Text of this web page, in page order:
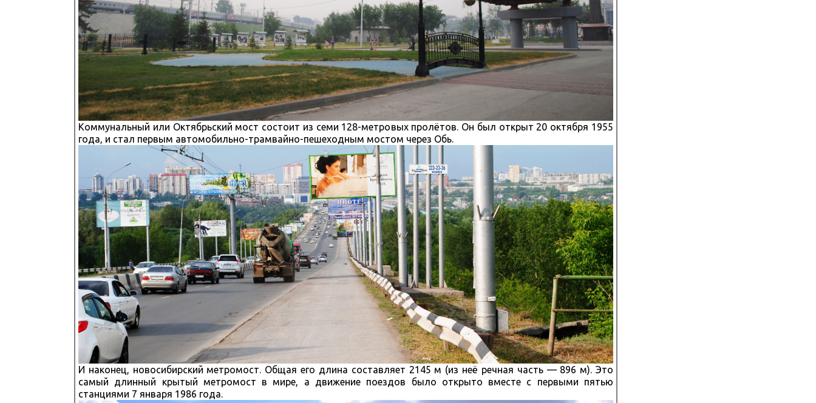
Коммунальный или Октябрьский мост состоит из семи 128-метровых пролётов. Он был открыт 20 октября 1955
года, и стал первым автомобильно-трамвайно-пешеходным мостом через Обь.
И наконец, новосибирский метромост. Общая его длина составляет 2145 м (из неё речная часть — 896 м). Это
самый длинный крытый метромост в мире, а движение поездов было открыто вместе с первыми пятью
станциями 7 января 1986 года.